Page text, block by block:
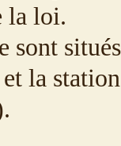
la loi.
sont
la